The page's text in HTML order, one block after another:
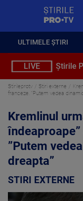
ULTIMELE ȘTIRI
LIVE Știrile
Stirileprotv Stiri externe
franceze. ”Putem vedea
Kremlinul
”Putem
dreapta”
STIRI EXTERNE